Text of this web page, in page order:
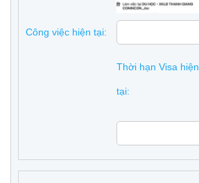
Công việc hiện tại:
Thời hạn Visa hiện
tại: